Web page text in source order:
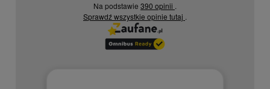
Na podstawie 390 opinii .
Sprawdź wszystkie opinie tutaj .